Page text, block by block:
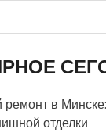
в
отделки